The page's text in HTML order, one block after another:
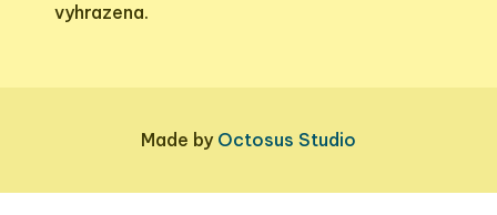
vyhrazena.
Made by Octosus Studio